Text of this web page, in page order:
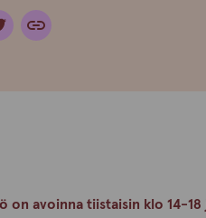
on avoinna tiistaisin klo 14-